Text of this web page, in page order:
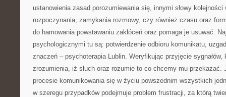
ustanowienia zasad porozumiewania się, innymi słowy kolejności
rozpoczynania, zamykania rozmowy, czy również czasu oraz
do hamowania powstawaniu zakłóceń oraz pomaga je usuwać.
psychologicznymi tu są: potwierdzenie odbioru komunikatu,
znaczeń – psychoterapia Lublin. Weryfikując przyjęcie sygnałów,
zrozumienia, iż słuch oraz rozumie to co chcemy mu przekazać.
procesie komunikowania się w życiu powszednim wszystkich
w szeregu przypadków podejmuje problem frustracji, za którą